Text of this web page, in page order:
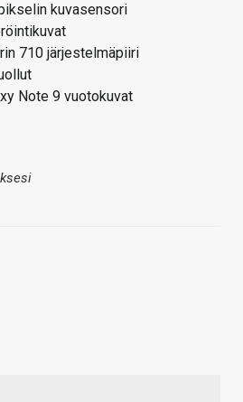
kuvasensori
710 järjestelmäpiiri
Note 9 vuotokuvat